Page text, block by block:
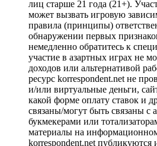
лиц старше 21 года (21+).
может вызвать игровую
правила (принципы)
обнаружении первых
немедленно обратитесь к
участие в азартных играх не
доходов или альтернативой
ресурс korrespondent.net не
и/или виртуальные деньги,
какой форме оплату ставок и
связаны/могут быть связаны с
букмекерами или
материалы на
korrespondent.net публикуются